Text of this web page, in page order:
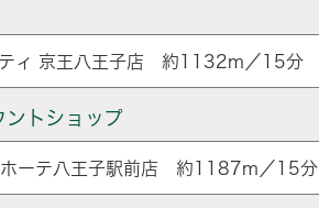
ティ 京王八王子店 約1132m／15分
ントショップ
ホーテ八王子駅前店 約1187m／15分